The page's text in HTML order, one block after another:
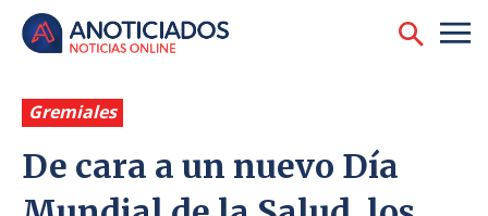
Gremiales
De cara a un nuevo Día